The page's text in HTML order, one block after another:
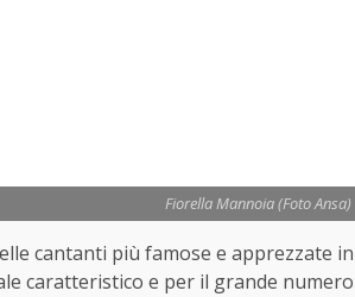
Fiorella Mannoia (Foto Ansa)
cantanti più famose e apprezzate
caratteristico e per il grande